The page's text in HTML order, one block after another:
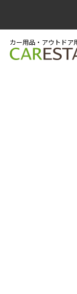
カー用品・アウトドア